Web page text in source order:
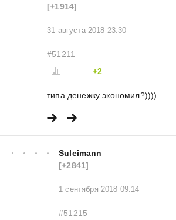
[+1914]
31 августа 2018 23:30
#51211
+2
типа денежку экономил?))))
Suleimann
[+2841]
1 сентября 2018 09:14
#51215